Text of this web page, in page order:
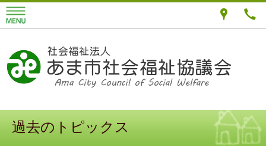
過去のトピックス